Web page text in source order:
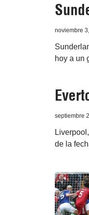
noviembre
hoy a un
septiembre
de la